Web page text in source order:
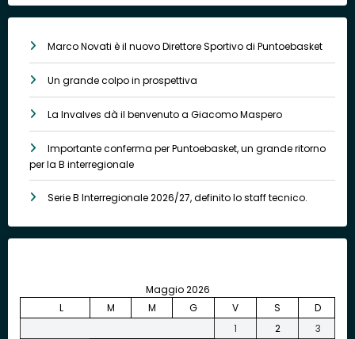
Marco Novati è il nuovo Direttore Sportivo di Puntoebasket
Un grande colpo in prospettiva
La Invalves dà il benvenuto a Giacomo Maspero
Importante conferma per Puntoebasket, un grande ritorno
per la B interregionale
Serie B Interregionale 2026/27, definito lo staff tecnico.
Maggio 2026
L
M M G V S
D
1
2
3